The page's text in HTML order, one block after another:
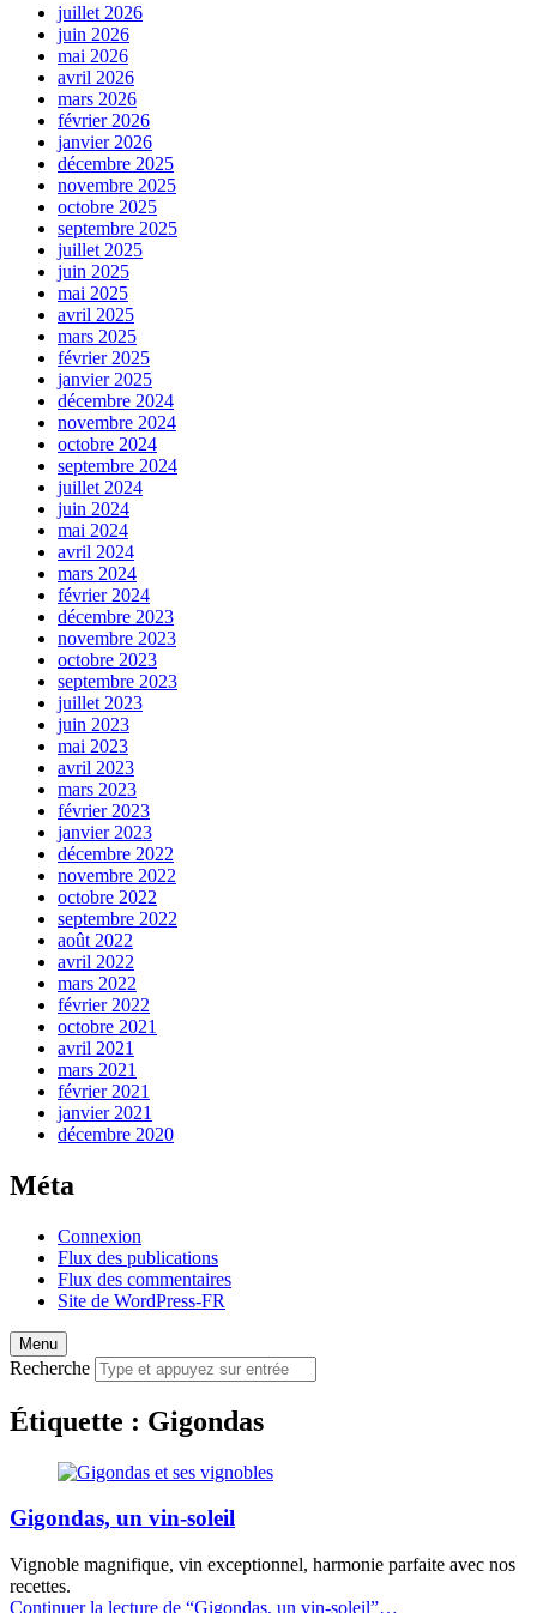
juillet 2026
juin 2026
mai 2026
avril 2026
mars 2026
février 2026
janvier 2026
décembre 2025
novembre 2025
octobre 2025
septembre 2025
juillet 2025
juin 2025
mai 2025
avril 2025
mars 2025
février 2025
janvier 2025
décembre 2024
novembre 2024
octobre 2024
septembre 2024
juillet 2024
juin 2024
mai 2024
avril 2024
mars 2024
février 2024
décembre 2023
novembre 2023
octobre 2023
septembre 2023
juillet 2023
juin 2023
mai 2023
avril 2023
mars 2023
février 2023
janvier 2023
décembre 2022
novembre 2022
octobre 2022
septembre 2022
août 2022
avril 2022
mars 2022
février 2022
octobre 2021
avril 2021
mars 2021
février 2021
janvier 2021
décembre 2020
Méta
Connexion
Flux des publications
Flux des commentaires
Site de WordPress-FR
Menu
Recherche
Étiquette : Gigondas
Gigondas, un vin-soleil
Vignoble magnifique, vin exceptionnel, harmonie parfaite avec nos
recettes.
Continuer la lecture de “Gigondas, un vin-soleil”…